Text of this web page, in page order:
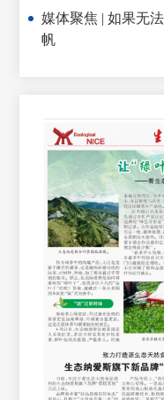
媒体聚焦 | 如果无
帆